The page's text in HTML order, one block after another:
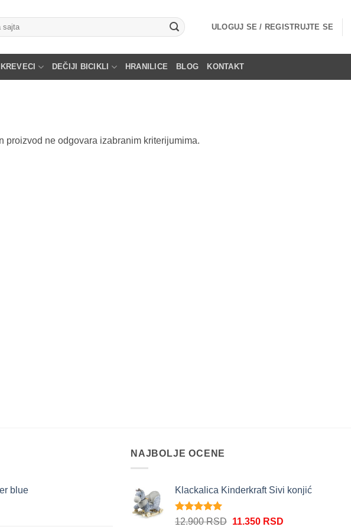
ULOGUJ SE / REGISTRUJTE SE
KREVECI DEČIJI BICIKLI HRANILICE BLOG KONTAKT
proizvod ne odgovara izabranim kriterijumima.
blue
NAJBOLJE OCENE
Klackalica Kinderkraft Sivi konjić
Ocenjeno
12.900RSD Originalna
11.350 RSDTrenutna